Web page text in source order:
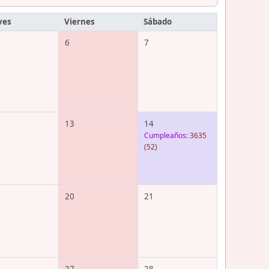
Viernes
Sábado
6
7
13 14
Cumpleaños:3635
(52)
20 21